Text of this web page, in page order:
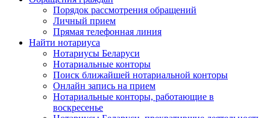
Порядок рассмотрения обращений
Личный прием
Прямая телефонная линия
Найти нотариуса
Нотариусы Беларуси
Нотариальные конторы
Поиск ближайшей нотариальной конторы
Онлайн запись на прием
Нотариальные конторы, работающие в
воскресенье